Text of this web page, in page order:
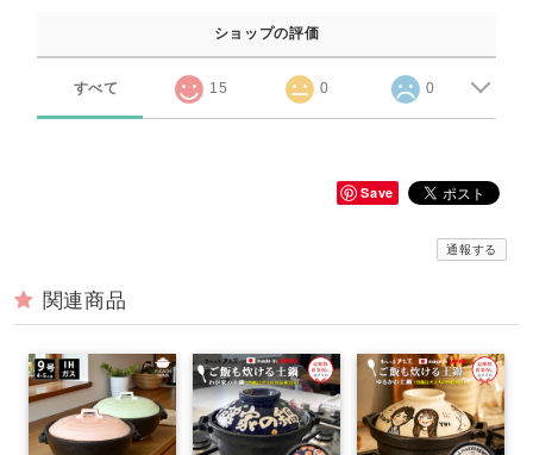
ショップの評価
すべて 15 0 0
Save
通報する
関連商品